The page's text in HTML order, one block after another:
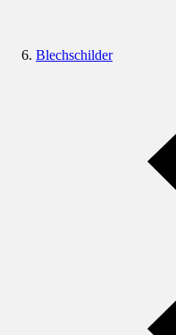
Blechschilder